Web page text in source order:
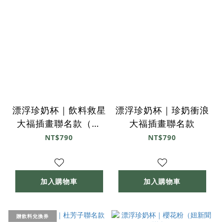
漂浮珍奶杯｜飲料救星
大福插畫聯名款（礦
藍）
NT$790
加入購物車
漂浮珍奶杯｜珍奶衝浪
大福插畫聯名款
NT$790
加入購物車
贈飲料兌換券